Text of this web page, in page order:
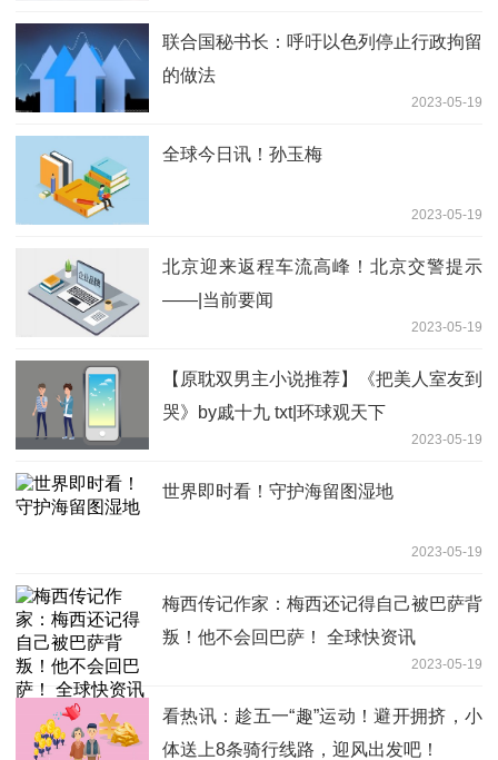
联合国秘书长：呼吁以色列停止行政拘留
的做法
2023-05-19
全球今日讯！孙玉梅
2023-05-19
北京迎来返程车流高峰！北京交警提示
——|当前要闻
2023-05-19
【原耽双男主小说推荐】《把美人室友到
哭》by戚十九 txt|环球观天下
2023-05-19
世界即时看！守护海留图湿地
2023-05-19
梅西传记作家：梅西还记得自己被巴萨背
叛！他不会回巴萨！ 全球快资讯
2023-05-19
看热讯：趁五一“趣”运动！避开拥挤，小
体送上8条骑行线路，迎风出发吧！